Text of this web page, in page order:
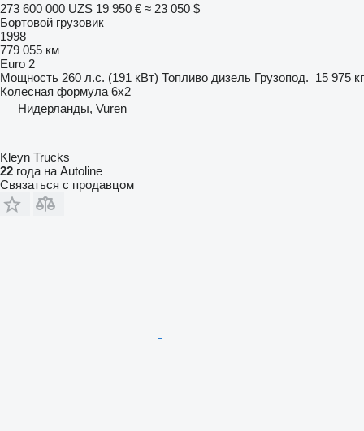
273 600 000 UZS 19 950 € ≈ 23 050 $
Бортовой грузовик
1998
779 055 км
Euro 2
Мощность 260 л.с. (191 кВт) Топливо дизель Грузопод. 15 975 кг
Колесная формула 6x2
Нидерланды, Vuren
Kleyn Trucks
22 года на Autoline
Связаться с продавцом